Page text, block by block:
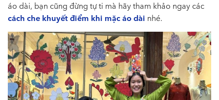
áo dài, bạn cũng đừng tự ti mà hãy tham khảo ngay các
cách che khuyết điểm khi mặc áo dài nhé.